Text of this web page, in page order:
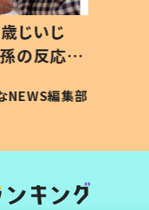
じいじ
の反応に
て仕方な
NEWS編集部